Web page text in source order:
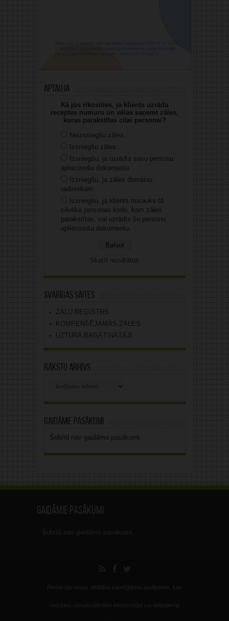
Aptauja
Kā jūs rīkosities, ja klients uzrāda
receptes numuru un vēlas saņemt zāles,
kuras parakstītas citai personai?
Neizsniegšu zāles.
Izsniegšu zāles.
Izsniegšu, ja uzrādīs savu personu
apliecinošu dokumentu.
Izsniegšu, ja zāles domātas
radiniekam.
Izsniegšu, ja klients nosauks tā
cilvēka personas kodu, kam zāles
parakstītas, vai uzrādīs šo personu
apliecinošu dokumentu.
Skatīt rezultātus
Svarīgas saites
ZĀĻU REĢISTRS
KOMPENSĒJAMĀS ZĀLES
UZTURA BAGĀTINĀTĀJI
Rakstu arhīvs
Gaidāmie pasākumi
Šobrīd nav gaidāmo pasākumi.
Gaidāmie pasākumi
Šobrīd nav gaidāmo pasākumi.
Redakcija nenes atbildību sarežģījumu gadījumos, kas